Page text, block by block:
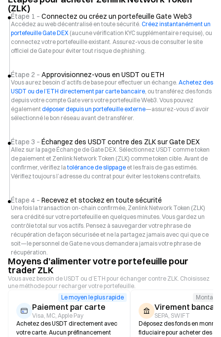
(ZLK)
Étape 1 – Connectez ou créez un portefeuille Gate Web3
Accédez au web décentralisé en toute sécurité. Créez instantanément un
portefeuille Gate DEX (aucune vérification KYC supplémentaire requise), ou
connectez votre portefeuille existant. Assurez-vous de consulter le site
officiel de Gate pour éviter tout risque de phishing.
Étape 2 – Approvisionnez-vous en USDT ou ETH
Vous aurez besoin d’actifs de base pour effectuer un échange. Achetez des
USDT ou de l’ETH directement par carte bancaire, ou transférez des fonds
depuis votre compte Gate vers votre portefeuille Web3. Vous pouvez
également déposer depuis un portefeuille externe—assurez-vous d’avoir
sélectionné le bon réseau avant de transférer.
Étape 3 – Échangez des USDT contre des ZLK sur Gate DEX
Allez sur la page Échange de Gate DEX. Sélectionnez USDT comme token
de paiement et Zenlink Network Token (ZLK) comme token cible. Avant de
confirmer, vérifiez la tolérance de slippage et les frais de gas estimés.
Vérifiez toujours l’adresse du contrat pour éviter les tokens contrefaits.
Étape 4 – Recevez et stockez en toute sécurité
Une fois la transaction on-chain confirmée, Zenlink Network Token (ZLK)
sera crédité sur votre portefeuille en quelques minutes. Vous gardez un
contrôle total sur vos actifs. Pensez à sauvegarder votre phrase de
récupération de façon sécurisée et ne la partagez jamais avec qui que ce
soit—le personnel de Gate ne vous demandera jamais votre phrase de
récupération.
Moyens d’alimenter votre portefeuille pour
trader ZLK
Vous avez besoin de USDT ou d’ETH pour échanger contre ZLK. Choisissez
une méthode pour recharger votre portefeuille.
Le moyen le plus rapide
Paiement par carte
Visa, MC, Apple Pay
Achetez des USDT directement avec
votre carte. Aucun préfinancement
Montant
Virement
SEPA, SWIFT
Déposez des fonds en
fiduciaire pour acheter des